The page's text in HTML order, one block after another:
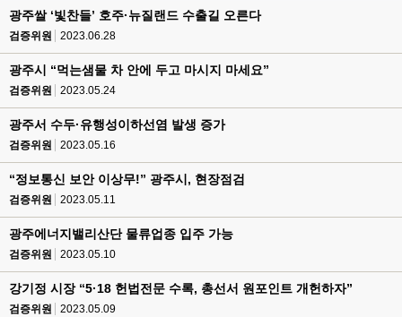
광주쌀 ‘빛찬들’ 호주·뉴질랜드 수출길 오른다
검증위원 2023.06.28
광주시 “먹는샘물 차 안에 두고 마시지 마세요”
검증위원 2023.05.24
광주서 수두·유행성이하선염 발생 증가
검증위원 2023.05.16
“정보통신 보안 이상무!” 광주시, 현장점검
검증위원 2023.05.11
광주에너지밸리산단 물류업종 입주 가능
검증위원 2023.05.10
강기정 시장 “5·18 헌법전문 수록, 총선서 원포인트 개헌하자”
검증위원 2023.05.09